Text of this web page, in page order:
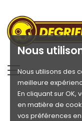
Nous
Nous utilisons des
meilleure
En cliquant sur
en matière de
vos préférences